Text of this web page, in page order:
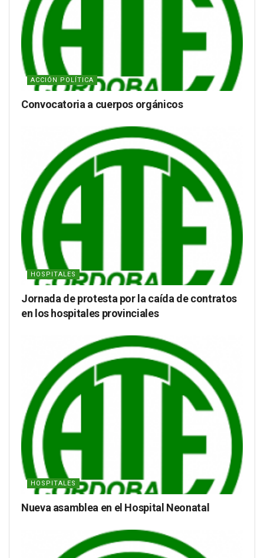
ACCIÓN POLÍTICA
Convocatoria a cuerpos orgánicos
HOSPITALES
Jornada de protesta por la caída de contratos
en los hospitales provinciales
HOSPITALES
Nueva asamblea en el Hospital Neonatal